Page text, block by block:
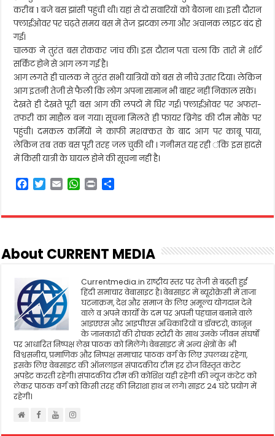
गई
स्लीपर
बस
करीब 1 बजे बस झांसी पहुंची थी। यहां से दो सवारियों को बैठाना था। इसी दौरान
फ्लाईओवर पर चढ़ते समय बस में तेज झटका लगा और अचानक लाइट बंद हो
गई।
चालक ने तुरंत बस रोककर जांच की। इस दौरान पता चला कि तारों में शॉर्ट
सर्किट होने से आग लग गई है।
आग लगते ही चालक ने तुरंत सभी यात्रियों को बस से नीचे उतार दिया। लेकिन
आग इतनी तेजी से फैली कि लोग अपना सामान भी बाहर नहीं निकाल सके।
देखते ही देखते पूरी बस आग की लपटों में घिर गई। फ्लाईओवर पर अफरा-
तफरी का माहौल बन गया। सूचना मिलते ही फायर ब्रिगेड की टीम मौके पर
पहुंची। दमकल कर्मियों ने काफी मशक्कत के बाद आग पर काबू पाया,
लेकिन तब तक बस पूरी तरह जल चुकी थी । गनीमत यह रही ंकि इस हादसे
में किसी यात्री के घायल होने की सूचना नहीं है।
F
e
o
T
t
r
E
i
W
t
p
P
n
r
About CURRENT MEDIA
Currentmedia.in राष्ट्रीय स्तर पर तेजी से बढ़ती हुई
हिंदी समाचार वेबासाइट है। वेबसाइट में ब्यूरोक्रेसी में ताजा
घटनाक्रम, देश और समाज के लिए अमूल्य योगदान देने
वाले व अपने कार्यो के दम पर अपनी पहचान बनाने वाले
आइएएस और आइपीएस अधिकारियों व डॉक्टरो, कानून
के जानकारों की रोचक स्टोरी के साथ उनके जीवन संघर्षो
पर आधारित निष्पक्ष लेख पाठक को मिलेंगे। वेबसाइट में अन्य क्षेत्रों के भी
विश्वसनीय, प्रमाणिक और निष्पक्ष समाचार पाठक वर्ग के लिए उपलब्ध रहेगा,
इसके लिए वेबसाइट की ऑनलाइन संपादकीय टीम हर रोज विस्तृत कंटेट
अपडेट करती रहेगी। संपादकीय टीम की कोशिश यही रहेगी की न्यूज कंटेट को
लेकर पाठक वर्ग को किसी तरह की निराशा हाथ न लगे। साइट 24 घंटे प्रयोग में
रहेगी।